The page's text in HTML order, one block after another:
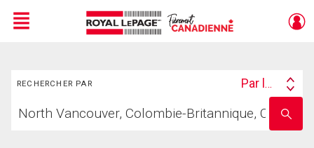
Menu
RECHERCHER PAR
Search
Par lieu
votre
nom